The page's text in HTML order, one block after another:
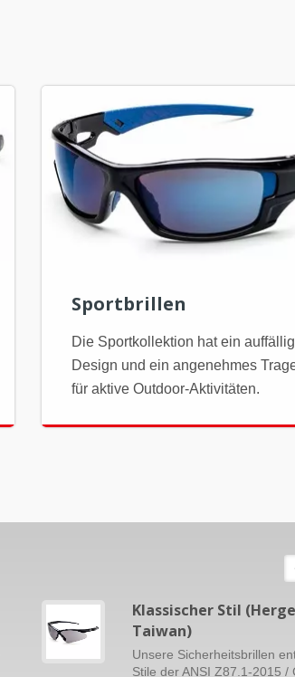
Sportbrillen
Die Sportkollektion hat ein
Design und ein angenehmes
für aktive Outdoor-Aktivitäten.
Klassischer Stil
Taiwan)
Unsere Sicherheitsbrillen
Stile der ANSI Z87.1-2015 /